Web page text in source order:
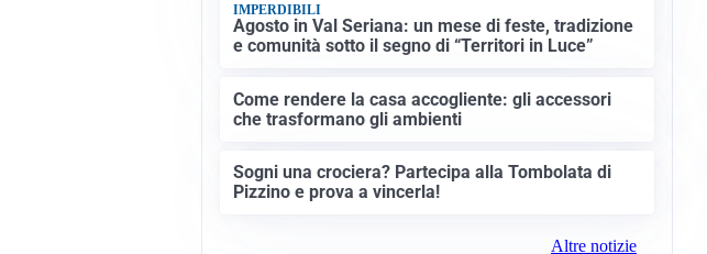
IMPERDIBILI
Agosto in Val Seriana: un mese di feste, tradizione
e comunità sotto il segno di “Territori in Luce”
Come rendere la casa accogliente: gli accessori
che trasformano gli ambienti
Sogni una crociera? Partecipa alla Tombolata di
Pizzino e prova a vincerla!
Altre notizie